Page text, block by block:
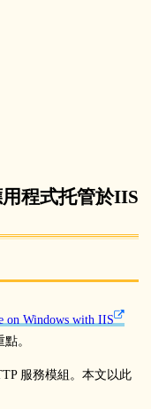
程式托管於IIS
on Windows with IIS
。
服務模組。本文以此